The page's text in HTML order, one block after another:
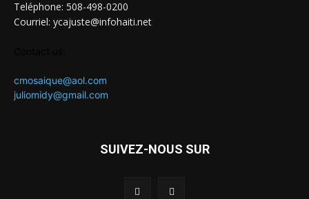
Teléphone: 508-498-0200
Courriel: ycajuste@infohaiti.net
cmosaique@aol.com
juliomidy@gmail.com
SUIVEZ-NOUS SUR